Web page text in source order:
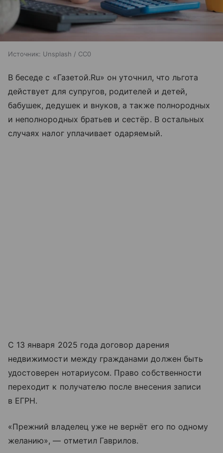
Источник: Unsplash / CC0
В беседе с «Газетой.Ru» он уточнил, что льгота
действует для супругов, родителей и детей,
бабушек, дедушек и внуков, а также полнородных
и неполнородных братьев и сестёр. В остальных
случаях налог уплачивает одаряемый.
С 13 января 2025 года договор дарения
недвижимости между гражданами должен быть
удостоверен нотариусом. Право собственности
переходит к получателю после внесения записи
в ЕГРН.
«Прежний владелец уже не вернёт его по одному
желанию», — отметил Гаврилов.